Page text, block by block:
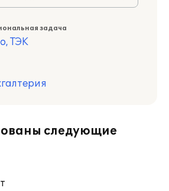
задача
ТЭК
следующие